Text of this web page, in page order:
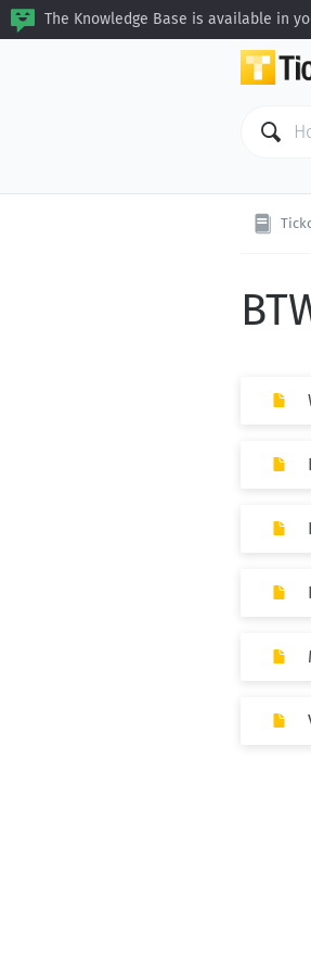
The Knowledge Base is available in